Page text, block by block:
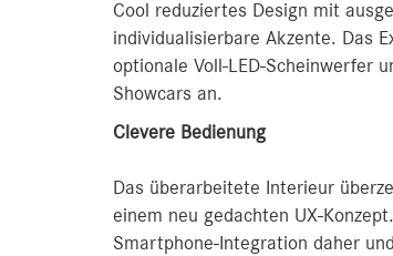
Cool reduziertes Design mit
individualisierbare Akzente. Das
optionale Voll-LED-Scheinwerfer
Showcars an.
Clevere Bedienung
Das überarbeitete Interieur
einem neu gedachten UX-
Smartphone-Integration daher